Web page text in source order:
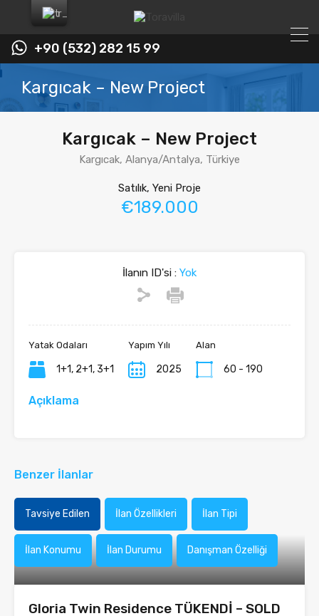
+90 (532) 282 15 99
Kargıcak – New Project
Kargıcak – New Project
Kargıcak, Alanya/Antalya, Türkiye
Satılık, Yeni Proje
€189.000
İlanın ID'si : Yok
Yatak Odaları
1+1, 2+1, 3+1
Yapım Yılı
2025
Alan
60 - 190
Açıklama
Benzer İlanlar
Tavsiye Edilen İlan Özellikleri İlan Tipi
İlan Konumu İlan Durumu Danışman Özelliği
Gloria Twin Residence TÜKENDİ – SOLD